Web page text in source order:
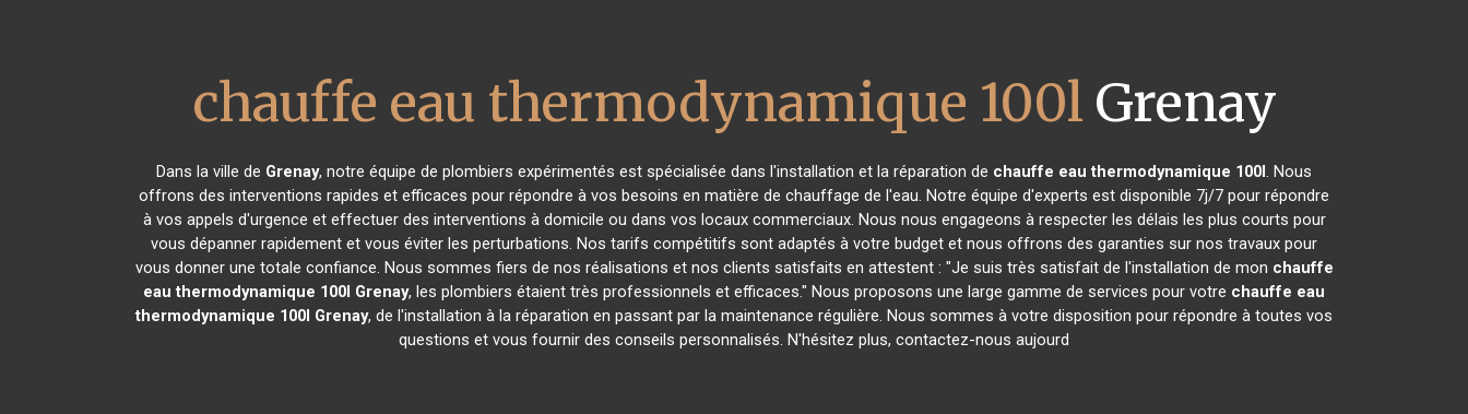
chauffe eau thermodynamique 100l Grenay
Dans la ville de Grenay, notre équipe de plombiers expérimentés est spécialisée dans l'installation et la réparation de chauffe eau thermodynamique 100l. Nous
offrons des interventions rapides et efficaces pour répondre à vos besoins en matière de chauffage de l'eau. Notre équipe d'experts est disponible 7j/7 pour répondre
à vos appels d'urgence et effectuer des interventions à domicile ou dans vos locaux commerciaux. Nous nous engageons à respecter les délais les plus courts pour
vous dépanner rapidement et vous éviter les perturbations. Nos tarifs compétitifs sont adaptés à votre budget et nous offrons des garanties sur nos travaux pour
vous donner une totale confiance. Nous sommes fiers de nos réalisations et nos clients satisfaits en attestent : "Je suis très satisfait de l'installation de mon chauffe
eau thermodynamique 100l Grenay, les plombiers étaient très professionnels et efficaces." Nous proposons une large gamme de services pour votre chauffe eau
thermodynamique 100l Grenay, de l'installation à la réparation en passant par la maintenance régulière. Nous sommes à votre disposition pour répondre à toutes vos
questions et vous fournir des conseils personnalisés. N'hésitez plus, contactez-nous aujourd